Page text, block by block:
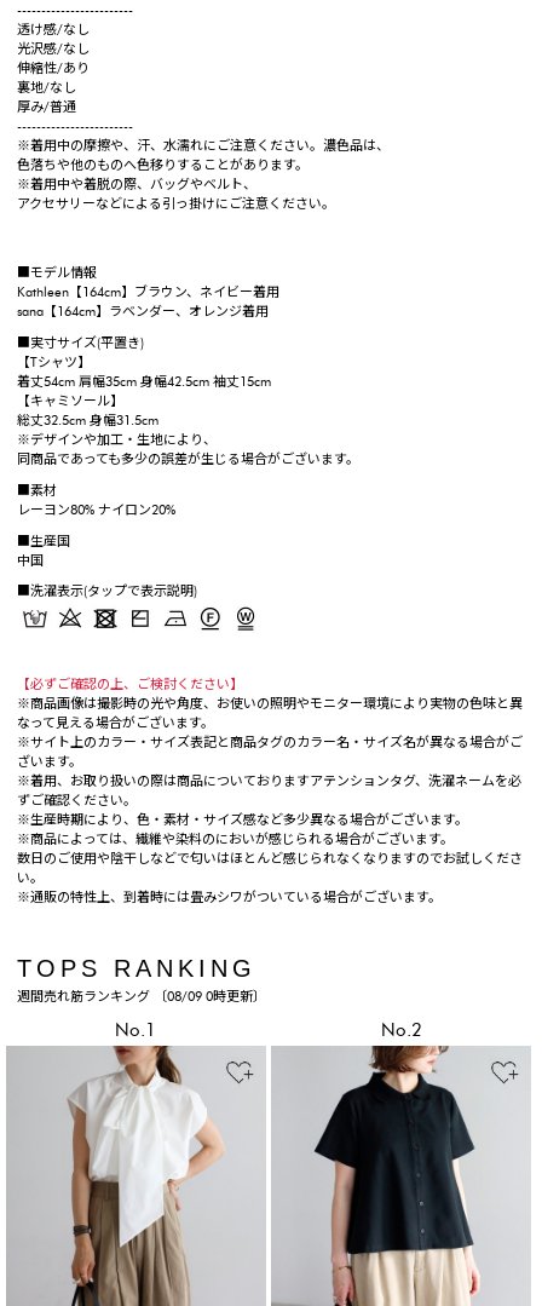
------------------------
透け感/なし
光沢感/なし
伸縮性/あり
裏地/なし
厚み/普通
------------------------
※着用中の摩擦や、汗、水濡れにご注意ください。濃色品は、
色落ちや他のものへ色移りすることがあります。
※着用中や着脱の際、バッグやベルト、
アクセサリーなどによる引っ掛けにご注意ください。
■モデル情報
Kathleen【164cm】ブラウン、ネイビー着用
sana【164cm】ラベンダー、オレンジ着用
■実寸サイズ(平置き)
【Tシャツ】
着丈54cm 肩幅35cm 身幅42.5cm 袖丈15cm
【キャミソール】
総丈32.5cm 身幅31.5cm
※デザインや加工・生地により、
同商品であっても多少の誤差が生じる場合がございます。
■素材
レーヨン80% ナイロン20%
■生産国
中国
■洗濯表示(タップで表示説明)
【必ずご確認の上、ご検討ください】
※商品画像は撮影時の光や角度、お使いの照明やモニター環境により実物の色味と異
なって見える場合がございます。
※サイト上のカラー・サイズ表記と商品タグのカラー名・サイズ名が異なる場合がご
ざいます。
※着用、お取り扱いの際は商品についておりますアテンションタグ、洗濯ネームを必
ずご確認ください。
※生産時期により、色・素材・サイズ感など多少異なる場合がございます。
※商品によっては、繊維や染料のにおいが感じられる場合がございます。
数日のご使用や陰干しなどで匂いはほとんど感じられなくなりますのでお試しくださ
い。
※通販の特性上、到着時には畳みシワがついている場合がございます。
TOPS RANKING
週間売れ筋ランキング 〔08/09 0時更新〕
No.1 No.2